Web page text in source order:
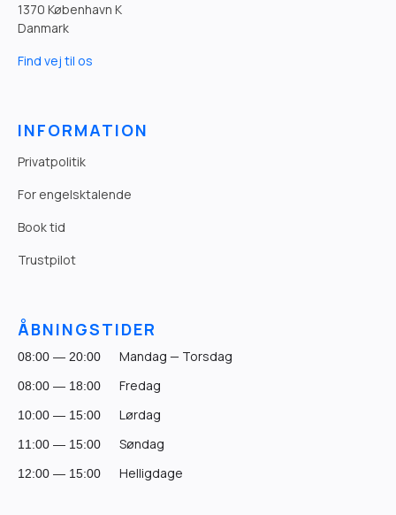
1370 København K
Danmark
Find vej til os
INFORMATION
Privatpolitik
For engelsktalende
Book tid
Trustpilot
ÅBNINGSTIDER
Mandag — Torsdag
08:00 — 20:00
Fredag
08:00 — 18:00
Lørdag
10:00 — 15:00
Søndag
11:00 — 15:00
Helligdage
12:00 — 15:00